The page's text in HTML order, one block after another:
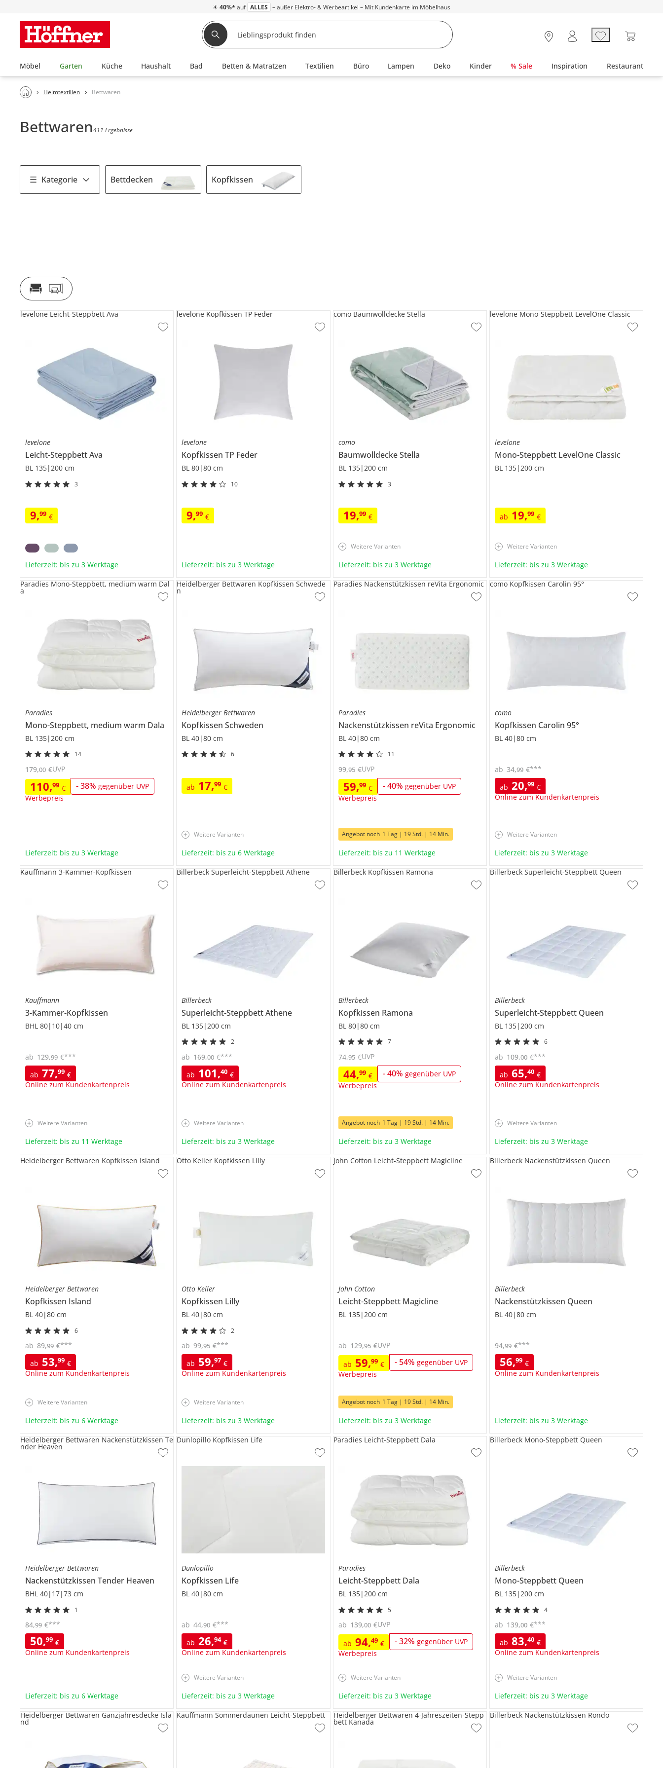
☀ 40%* auf ALLES – außer Elektro- & Werbeartikel – Mit Kundenkarte im Möbelhaus
Möbel Garten Küche Haushalt Bad Betten & Matratzen Textilien Büro Lampen Deko Kinder % Sale Inspiration Restaurant
Heimtextilien Bettwaren
Bettwaren411 Ergebnisse
Kategorie Bettdecken Kopfkissen
levelone
Leicht-SteppbettAva
BL 135|200 cm
3
9,99 €
levelone Leicht-Steppbett Ava
Lieferzeit: bis zu 3 Werktage
levelone
KopfkissenTP Feder
BL 80|80 cm
10
9,99 €
levelone Kopfkissen TP Feder
Lieferzeit: bis zu 3 Werktage
como
BaumwolldeckeStella
BL 135|200 cm
3
19,99 €
como Baumwolldecke Stella
Weitere Varianten
Lieferzeit: bis zu 3 Werktage
levelone
Mono-Steppbett LevelOne Classic
BL 135|200 cm
ab 19,99 €
levelone Mono-Steppbett LevelOne Classic
Weitere Varianten
Lieferzeit: bis zu 3 Werktage
Paradies
Mono-Steppbett, medium warm Dala
BL 135|200 cm
14
110,99 € -38%gegenüber UVP
Werbepreis
179,00 €UVP
Paradies Mono-Steppbett, medium warm Dal
a
Lieferzeit: bis zu 3 Werktage
Heidelberger Bettwaren
KopfkissenSchweden
BL 40|80 cm
6
ab 17,99 €
Heidelberger Bettwaren Kopfkissen Schwede
n
Weitere Varianten
Lieferzeit: bis zu 6 Werktage
Paradies
Nackenstützkissen reVita Ergonomic
BL 40|80 cm
11
59,99 € -40% gegenüber UVP
Werbepreis
99,95 €UVP
Paradies Nackenstützkissen reVita Ergonomic
Angebot noch 1 Tag | 19 Std. | 14 Min.
Lieferzeit: bis zu 11 Werktage
como
Kopfkissen Carolin 95°
BL 40|80 cm
ab 20,99 €
Online zum Kundenkartenpreis
ab 34,99 €***
como Kopfkissen Carolin 95°
Weitere Varianten
Lieferzeit: bis zu 3 Werktage
Kauffmann
3-Kammer-Kopfkissen
BHL 80|10|40 cm
ab 77,99 €
Online zum Kundenkartenpreis
ab 129,99 €***
Kauffmann 3-Kammer-Kopfkissen
Weitere Varianten
Lieferzeit: bis zu 11 Werktage
Billerbeck
Superleicht-SteppbettAthene
BL 135|200 cm
2
ab 101,40 €
Online zum Kundenkartenpreis
ab 169,00 €***
Billerbeck Superleicht-Steppbett Athene
Weitere Varianten
Lieferzeit: bis zu 3 Werktage
Billerbeck
Kopfkissen Ramona
BL 80|80 cm
7
44,99 € -40% gegenüber UVP
Werbepreis
74,95 €UVP
Billerbeck Kopfkissen Ramona
Angebot noch 1 Tag | 19 Std. | 14 Min.
Lieferzeit: bis zu 3 Werktage
Billerbeck
Superleicht-Steppbett Queen
BL 135|200 cm
6
ab 65,40 €
Online zum Kundenkartenpreis
ab 109,00 €***
Billerbeck Superleicht-Steppbett Queen
Weitere Varianten
Lieferzeit: bis zu 3 Werktage
Heidelberger Bettwaren
Kopfkissen Island
BL 40|80 cm
6
ab 53,99 €
Online zum Kundenkartenpreis
ab 89,99 €***
Heidelberger Bettwaren Kopfkissen Island
Weitere Varianten
Lieferzeit: bis zu 6 Werktage
Otto Keller
Kopfkissen Lilly
BL 40|80 cm
2
ab 59,97 €
Online zum Kundenkartenpreis
ab 99,95 €***
Otto Keller Kopfkissen Lilly
Weitere Varianten
Lieferzeit: bis zu 3 Werktage
John Cotton
Leicht-Steppbett Magicline
BL 135|200 cm
ab 59,99 € - 54% gegenüber UVP
Werbepreis
ab 129,95 €UVP
John Cotton Leicht-Steppbett Magicline
Angebot noch 1 Tag | 19 Std. | 14 Min.
Lieferzeit: bis zu 3 Werktage
Billerbeck
Nackenstützkissen Queen
BL 40|80 cm
56,99 €
Online zum Kundenkartenpreis
94,99 €***
Billerbeck Nackenstützkissen Queen
Lieferzeit: bis zu 3 Werktage
Heidelberger Bettwaren
NackenstützkissenTender Heaven
BHL 40|17|73 cm
1
50,99 €
Online zum Kundenkartenpreis
84,99 €***
Heidelberger Bettwaren Nackenstützkissen Te
nder Heaven
Lieferzeit: bis zu 6 Werktage
Dunlopillo
Kopfkissen Life
BL 40|80 cm
ab 26,94 €
Online zum Kundenkartenpreis
ab 44,90 €***
Dunlopillo Kopfkissen Life
Weitere Varianten
Lieferzeit: bis zu 3 Werktage
Paradies
Leicht-Steppbett Dala
BL 135|200 cm
5
ab 94,49 € -32% gegenüber UVP
Werbepreis
ab 139,00 €UVP
Paradies Leicht-Steppbett Dala
Weitere Varianten
Lieferzeit: bis zu 3 Werktage
Billerbeck
Mono-Steppbett Queen
BL 135|200 cm
4
ab 83,40 €
Online zum Kundenkartenpreis
ab 139,00 €***
Billerbeck Mono-Steppbett Queen
Weitere Varianten
Lieferzeit: bis zu 3 Werktage
Heidelberger Bettwaren Ganzjahresdecke Isla
nd
Kauffmann Sommerdaunen Leicht-Steppbett Heidelberger Bettwaren 4-Jahreszeiten-Stepp
bett Kanada
Billerbeck Nackenstützkissen Rondo